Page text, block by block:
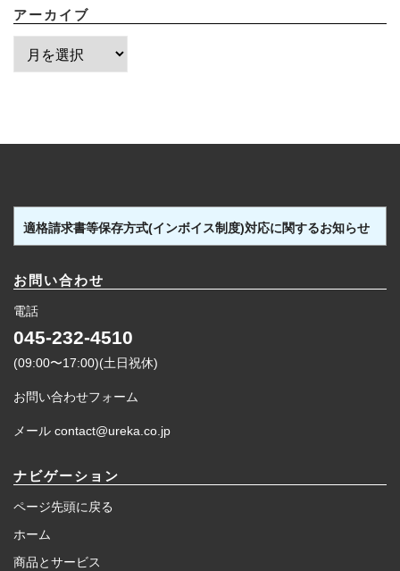
アーカイブ
ー
ブ
適格請求書等保存方式(インボイス制度)対応に関するお知らせ
お問い合わせ
電話
045-232-4510
(09:00〜17:00)(土日祝休)
お問い合わせフォーム
メール contact@ureka.co.jp
ナビゲーション
ページ先頭に戻る
ホーム
商品とサービス